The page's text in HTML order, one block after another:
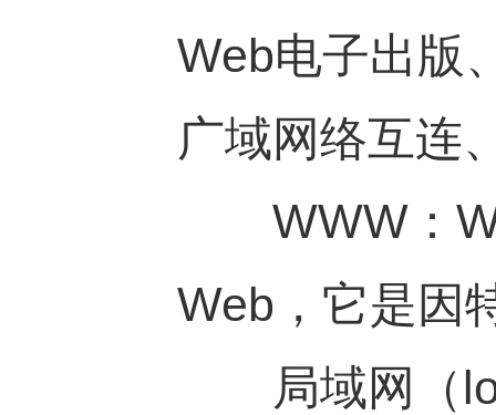
Web电子出版
广域网络互连
WWW：
Web，它是因
局域网（